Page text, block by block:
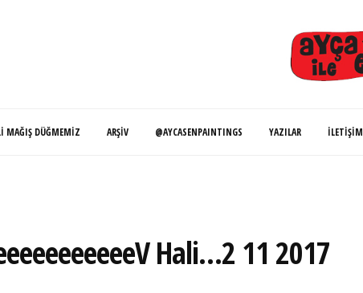
MAĞIŞ DÜĞMEMIZ ARŞIV @AYCASENPAINTINGS YAZILAR İLETIŞIM
Hali…2 11 2017